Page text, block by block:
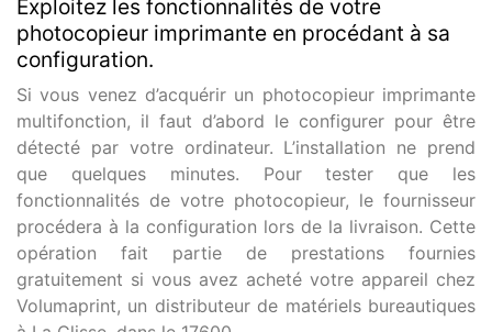
Exploitez les fonctionnalités de votre
photocopieur imprimante en procédant à sa
configuration.
Si vous venez d’acquérir un photocopieur imprimante
multifonction, il faut d’abord le configurer pour être
détecté par votre ordinateur. L’installation ne prend
que quelques minutes. Pour tester que les
fonctionnalités de votre photocopieur, le fournisseur
procédera à la configuration lors de la livraison. Cette
opération fait partie de prestations fournies
gratuitement si vous avez acheté votre appareil chez
Volumaprint, un distributeur de matériels bureautiques